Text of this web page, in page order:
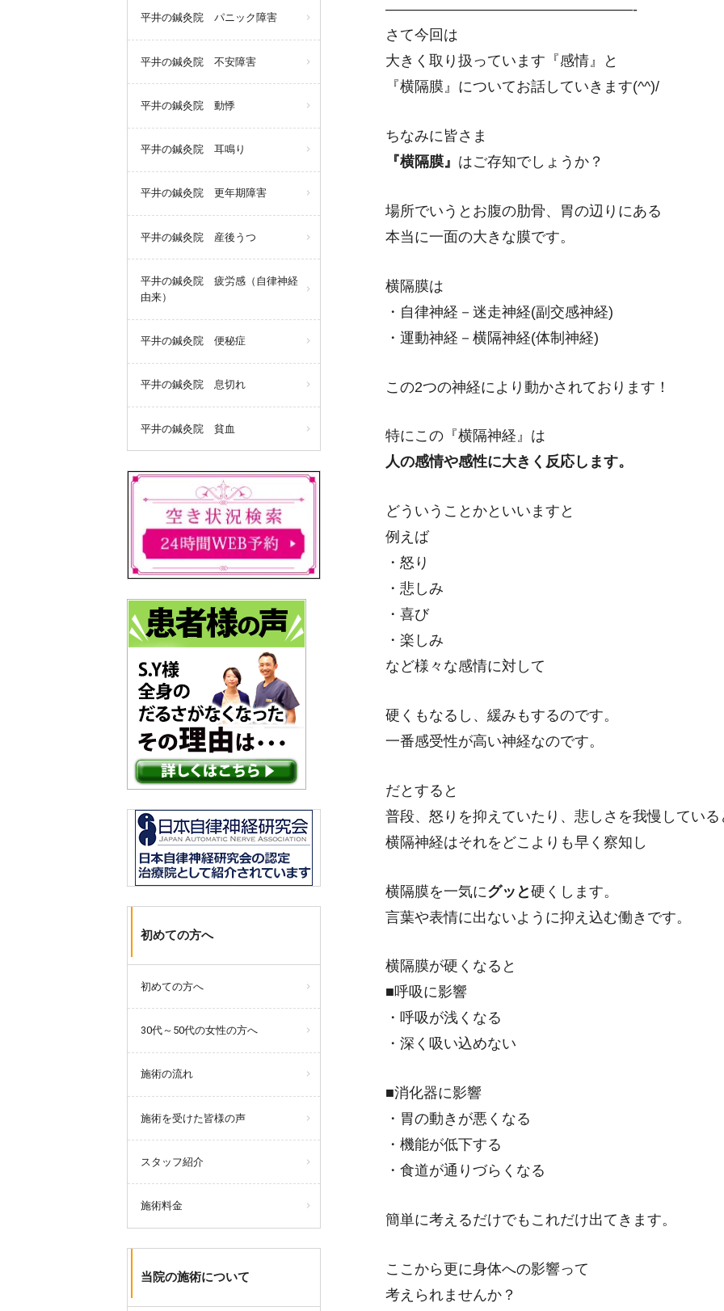
平井の鍼灸院 パニック障害
平井の鍼灸院 不安障害
平井の鍼灸院 動悸
平井の鍼灸院 耳鳴り
平井の鍼灸院 更年期障害
平井の鍼灸院 産後うつ
平井の鍼灸院 疲労感（自律神経
由来）
平井の鍼灸院 便秘症
平井の鍼灸院 息切れ
平井の鍼灸院 貧血
初めての方へ
初めての方へ
30代～50代の女性の方へ
施術の流れ
施術を受けた皆様の声
スタッフ紹介
施術料金
当院の施術について
—————————————————-
さて今回は
大きく取り扱っています『感情』と
『横隔膜』についてお話していきます(^^)/
ちなみに皆さま
『横隔膜』 はご存知でしょうか？
場所でいうとお腹の肋骨、胃の辺りにある
本当に一面の大きな膜です。
横隔膜は
・自律神経－迷走神経(副交感神経)
・運動神経－横隔神経(体制神経)
この2つの神経により動かされております！
特にこの『横隔神経』は
人の感情や感性に大きく反応します。
どういうことかといいますと
例えば
・怒り
・悲しみ
・喜び
・楽しみ
など様々な感情に対して
硬くもなるし、緩みもするのです。
一番感受性が高い神経なのです。
だとすると
普段、怒りを抑えていたり、悲しさを我慢している
横隔神経はそれをどこよりも早く察知し
横隔膜を一気にグッと硬くします。
言葉や表情に出ないように抑え込む働きです。
横隔膜が硬くなると
■呼吸に影響
・呼吸が浅くなる
・深く吸い込めない
■消化器に影響
・胃の動きが悪くなる
・機能が低下する
・食道が通りづらくなる
簡単に考えるだけでもこれだけ出てきます。
ここから更に身体への影響って
考えられませんか？